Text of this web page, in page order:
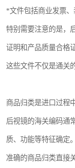
*文件包括商业发票、
特别需要注意的是，
证明和产品质量合格
这些文件不仅是通关
商品归类是进口过程
后视镜的海关编码通
质、功能等特征确定。
准确的商品归类直接